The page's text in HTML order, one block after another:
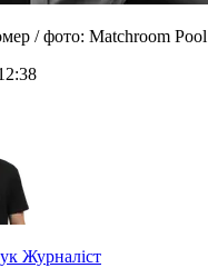
/ фото: Matchroom Pool
Журналіст